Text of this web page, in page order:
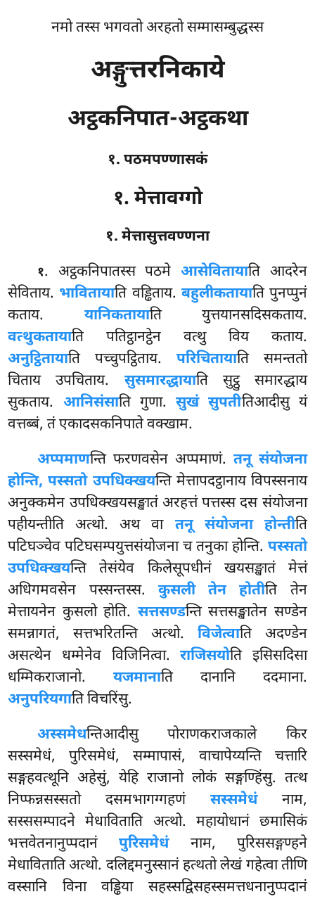
नमो तस्स भगवतो अरहतो सम्मासम्बुद्धस्स
अङ्गुत्तरनिकाये
अट्ठकनिपात-अट्ठकथा
१. पठमपण्णासकं
१. मेत्तावग्गो
१. मेत्तासुत्तवण्णना
१. अट्ठकनिपातस्सपठमेआसेवितायाति आदरेन
सेविताय. भावितायाति वड्ढिताय. बहुलीकतायाति पुनप्पुनं
कताय. यानिकतायाति युत्तयानसदिसकताय.
वत्थुकतायाति पतिट्ठानट्ठेन वत्थु विय कताय.
अनुट्ठितायाति पच्चुपट्ठिताय. परिचितायाति समन्ततो
चिताय उपचिताय. सुसमारद्धायाति सुट्ठु समारद्धाय
सुकताय. आनिसंसाति गुणा.सुखं सुपतीतिआदीसु यं
वत्तब्बं, तं एकादसकनिपाते वक्खाम.
अप्पमाणन्ति फरणवसेन अप्पमाणं. तनू संयोजना
होन्ति, पस्सतो उपधिक्खयन्ति मेत्तापदट्ठानाय विपस्सनाय
अनुक्कमेन उपधिक्खयसङ्खातं अरहत्तं पत्तस्स दस संयोजना
पहीयन्तीति अत्थो. अथ वा तनू संयोजना होन्तीति
पटिघञ्चेव पटिघसम्पयुत्तसंयोजना च तनुका होन्ति. पस्सतो
उपधिक्खयन्ति तेसंयेव किलेसूपधीनं खयसङ्खातं मेत्तं
अधिगमवसेन पस्सन्तस्स. कुसली तेन होतीति तेन
मेत्तायनेन कुसलो होति. सत्तसण्डन्तिसत्तसङ्खातेन सण्डेन
समन्नागतं, सत्तभरितन्ति अत्थो. विजेत्वाति अदण्डेन
असत्थेन धम्मेनेव विजिनित्वा.राजिसयोति इसिसदिसा
धम्मिकराजानो.यजमानाति दानानि ददमाना.
अनुपरियगाति विचरिंसु.
अस्समेधन्तिआदीसु पोराणकराजकाले किर
सस्समेधं, पुरिसमेधं, सम्मापासं, वाचापेय्यन्ति चत्तारि
सङ्गहवत्थूनि अहेसुं, येहि राजानो लोकं सङ्गण्हिंसु. तत्थ
निप्फन्नसस्सतो दसमभागग्गहणं सस्समेधंनाम,
सस्ससम्पादने मेधाविताति अत्थो. महायोधानं छमासिकं
भत्तवेतनानुप्पदानंपुरिसमेधंनाम, पुरिससङ्गण्हने
मेधाविताति अत्थो. दलिद्दमनुस्सानं हत्थतो लेखं गहेत्वा तीणि
वस्सानि विना वड्ढिया सहस्सद्विसहस्समत्तधनानुप्पदानं